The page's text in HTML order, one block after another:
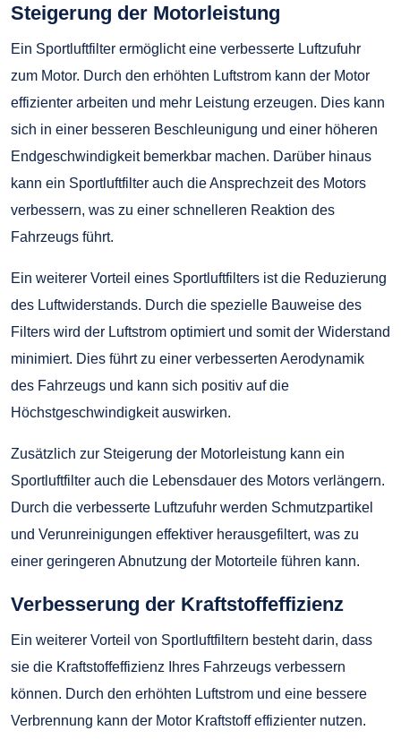
Steigerung der Motorleistung
Ein Sportluftfilter ermöglicht eine verbesserte Luftzufuhr
zum Motor. Durch den erhöhten Luftstrom kann der Motor
effizienter arbeiten und mehr Leistung erzeugen. Dies kann
sich in einer besseren Beschleunigung und einer höheren
Endgeschwindigkeit bemerkbar machen. Darüber hinaus
kann ein Sportluftfilter auch die Ansprechzeit des Motors
verbessern, was zu einer schnelleren Reaktion des
Fahrzeugs führt.
Ein weiterer Vorteil eines Sportluftfilters ist die Reduzierung
des Luftwiderstands. Durch die spezielle Bauweise des
Filters wird der Luftstrom optimiert und somit der Widerstand
minimiert. Dies führt zu einer verbesserten Aerodynamik
des Fahrzeugs und kann sich positiv auf die
Höchstgeschwindigkeit auswirken.
Zusätzlich zur Steigerung der Motorleistung kann ein
Sportluftfilter auch die Lebensdauer des Motors verlängern.
Durch die verbesserte Luftzufuhr werden Schmutzpartikel
und Verunreinigungen effektiver herausgefiltert, was zu
einer geringeren Abnutzung der Motorteile führen kann.
Verbesserung der Kraftstoffeffizienz
Ein weiterer Vorteil von Sportluftfiltern besteht darin, dass
sie die Kraftstoffeffizienz Ihres Fahrzeugs verbessern
können. Durch den erhöhten Luftstrom und eine bessere
Verbrennung kann der Motor Kraftstoff effizienter nutzen.